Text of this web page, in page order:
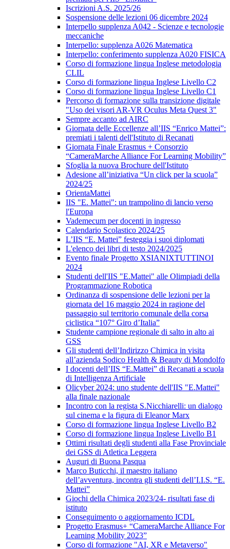
Iscrizioni A.S. 2025/26
Sospensione delle lezioni 06 dicembre 2024
Interpello supplenza A042 - Scienze e tecnologie
meccaniche
Interpello: supplenza A026 Matematica
Interpello: conferimento supplenza A020 FISICA
Corso di formazione lingua Inglese metodologia
CLIL
Corso di formazione lingua Inglese Livello C2
Corso di formazione lingua Inglese Livello C1
Percorso di formazione sulla transizione digitale
"Uso dei visori AR-VR Oculus Meta Quest 3"
Sempre accanto ad AIRC
Giornata delle Eccellenze all’IIS “Enrico Mattei”:
premiati i talenti dell'Istituto di Recanati
Giornata Finale Erasmus + Consorzio
“CameraMarche Alliance For Learning Mobility”
Sfoglia la nuova Brochure dell'Istituto
Adesione all’iniziativa “Un click per la scuola”
2024/25
OrientaMattei
IIS "E. Mattei": un trampolino di lancio verso
l'Europa
Vademecum per docenti in ingresso
Calendario Scolastico 2024/25
L’IIS “E. Mattei” festeggia i suoi diplomati
L'elenco dei libri di testo 2024/2025
Evento finale Progetto XSIANIXTUTTINOI
2024
Studenti dell'IIS "E.Mattei" alle Olimpiadi della
Programmazione Robotica
Ordinanza di sospensione delle lezioni per la
giornata del 16 maggio 2024 in ragione del
passaggio sul territorio comunale della corsa
ciclistica “107° Giro d’Italia”
Studente campione regionale di salto in alto ai
GSS
Gli studenti dell’Indirizzo Chimica in visita
all’azienda Sodico Health & Beauty di Mondolfo
I docenti dell’IIS “E.Mattei” di Recanati a scuola
di Intelligenza Artificiale
Olicyber 2024: uno studente dell'IIS "E.Mattei"
alla finale nazionale
Incontro con la regista S.Nicchiarelli: un dialogo
sul cinema e la figura di Eleanor Marx
Corso di formazione lingua Inglese Livello B2
Corso di formazione lingua Inglese Livello B1
Ottimi risultati degli studenti alla Fase Provinciale
dei GSS di Atletica Leggera
Auguri di Buona Pasqua
Marco Buticchi, il maestro italiano
dell’avventura, incontra gli studenti dell’I.I.S. “E.
Mattei”
Giochi della Chimica 2023/24- risultati fase di
istituto
Conseguimento o aggiornamento ICDL
Progetto Erasmus+ “CameraMarche Alliance For
Learning Mobility 2023”
Corso di formazione "AI, XR e Metaverso"